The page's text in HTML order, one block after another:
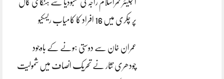
انجینئر قمراسلام راجہ کی کمبوڈیا سے ہنگامی کال
پر چکری میں 16 افراد کا کامیاب ریسکیو
عمران خان سے دوستی ہونے کے باوجود
چودھری نثار نے تحریک انصاف میں شمولیت